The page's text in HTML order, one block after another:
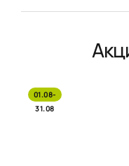
01.08-
31.08